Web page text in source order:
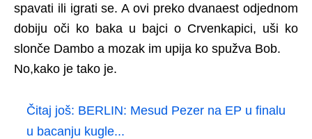
spavati ili igrati se. A ovi preko dvanaest odjednom
dobiju oči ko baka u bajci o Crvenkapici, uši ko
slonče Dambo a mozak im upija ko spužva Bob.
No,kako je tako je.
Čitaj još: BERLIN: Mesud Pezer na EP u finalu
u bacanju kugle...